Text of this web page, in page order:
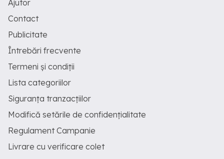
Ajutor
Contact
Publicitate
Întrebări frecvente
Termeni și condiții
Lista categoriilor
Siguranța tranzacțiilor
Modifică setările de confidențialitate
Regulament Campanie
Livrare cu verificare colet